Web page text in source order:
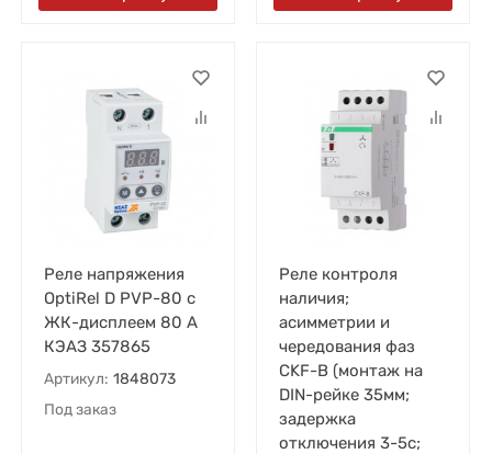
Реле напряжения
OptiRel D PVP-80 с
ЖК-дисплеем 80 А
КЭАЗ 357865
Артикул: 1848073
Под заказ
Реле контроля
наличия;
асимметрии и
чередования фаз
CKF-B (монтаж на
DIN-рейке 35мм;
задержка
отключения 3-5с;